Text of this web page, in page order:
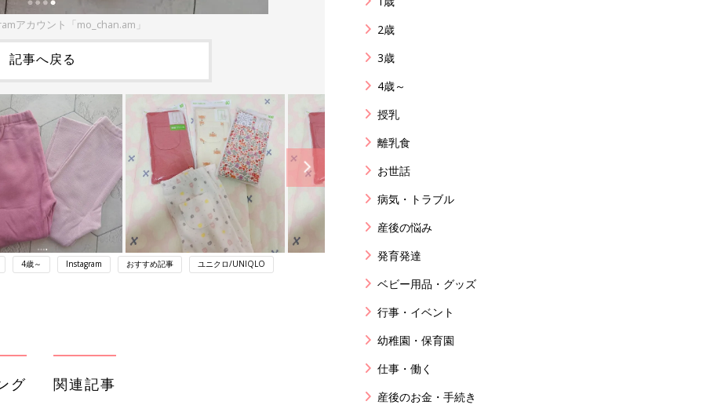
アカウント「mo_chan.am」
記事へ戻る
4歳～ Instagram おすすめ記事 ユニクロ/UNIQLO
グ 関連記事
2歳
3歳
4歳～
授乳
離乳食
お世話
病気・トラブル
産後の悩み
発育発達
ベビー用品・グッズ
行事・イベント
幼稚園・保育園
仕事・働く
産後のお金・手続き